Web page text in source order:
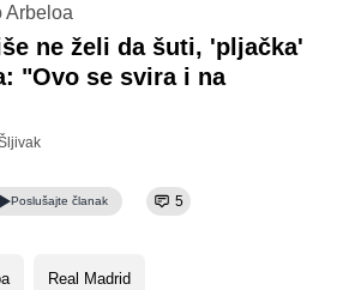
Arbeloa
ne želi da šuti, 'pljačka'
"Ovo se svira i na
Poslušajte članak 5
Real Madrid